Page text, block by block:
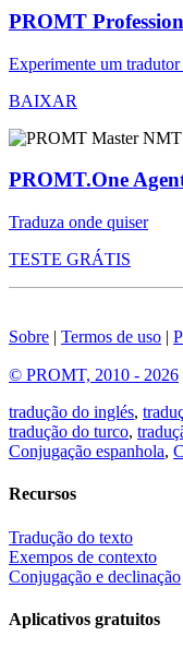
PROMT
Experimente um
BAIXAR
PROMT.One
Traduza onde quiser
TESTE GRÁTIS
Sobre | Termos de uso |
© PROMT, 2010 - 2026
tradução do inglés,
tradução do turco,
Conjugação espanhola,
Recursos
Tradução do texto
Exempos de contexto
Conjugação e declinação
Aplicativos gratuitos